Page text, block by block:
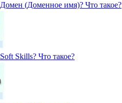
Домен (Доменное имя)? Что такое?
Skills? Что такое?